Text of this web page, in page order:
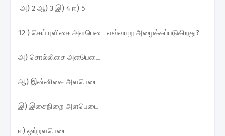
அ) 2 ஆ) 3 இ) 4 ஈ) 5
12 ) செய்யுளிசை அளபெடை எவ்வாறு அழைக்கப்படுகிறது?
அ) சொல்லிசை அளபெடை
ஆ) இன்னிசை அளபெடை
இ) இசைநிறை அளபெடை
ஈ) ஒற்றளபெடை